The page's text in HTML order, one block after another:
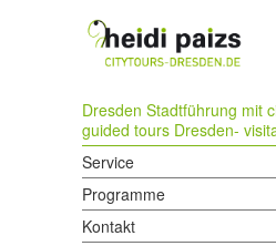
Dresden Stadtführung mit
guided tours Dresden-
Service
Programme
Kontakt